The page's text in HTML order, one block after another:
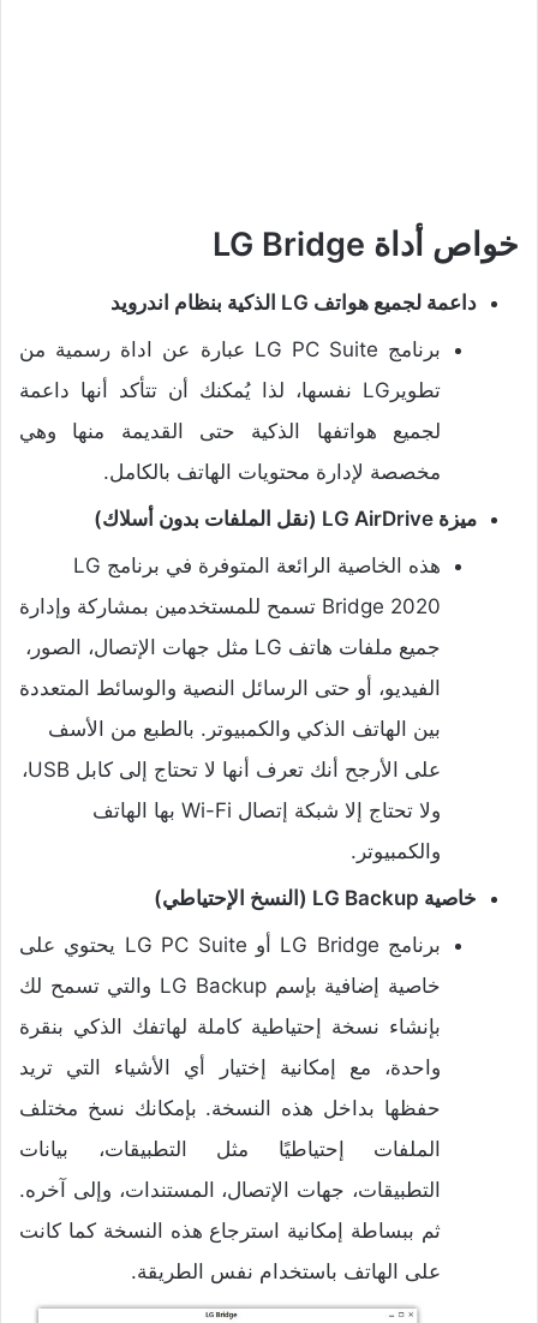
خواص أداة LG Bridge
داعمة لجميع هواتف LG الذكية بنظام اندرويد
برنامج LG PC Suite عبارة عن اداة رسمية من
تطويرLG نفسها، لذا يُمكنك أن تتأكد أنها داعمة
لجميع هواتفها الذكية حتى القديمة منها وهي
مخصصة لإدارة محتويات الهاتف بالكامل.
ميزة LG AirDrive (نقل الملفات بدون أسلاك)
هذه الخاصية الرائعة المتوفرة في برنامج LG
Bridge 2020 تسمح للمستخدمين بمشاركة وإدارة
جميع ملفات هاتف LG مثل جهات الإتصال، الصور،
الفيديو، أو حتى الرسائل النصية والوسائط المتعددة
بين الهاتف الذكي والكمبيوتر. بالطبع من الأسف
على الأرجح أنك تعرف أنها لا تحتاج إلى كابل USB،
ولا تحتاج إلا شبكة إتصال Wi-Fi بها الهاتف
والكمبيوتر.
خاصية LG Backup (النسخ الإحتياطي)
برنامج LG Bridge أو LG PC Suite يحتوي على
خاصية إضافية بإسم LG Backup والتي تسمح لك
بإنشاء نسخة إحتياطية كاملة لهاتفك الذكي بنقرة
واحدة، مع إمكانية إختيار أي الأشياء التي تريد
حفظها بداخل هذه النسخة. بإمكانك نسخ مختلف
الملفات إحتياطيًا مثل التطبيقات، بيانات
التطبيقات، جهات الإتصال، المستندات، وإلى آخره.
ثم ببساطة إمكانية استرجاع هذه النسخة كما كانت
على الهاتف باستخدام نفس الطريقة.